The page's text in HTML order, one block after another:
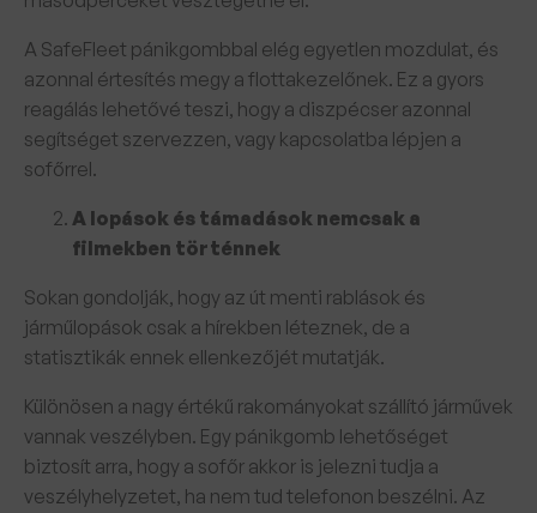
A SafeFleet pánikgombbal elég egyetlen mozdulat, és
azonnal értesítés megy a flottakezelőnek. Ez a gyors
reagálás lehetővé teszi, hogy a diszpécser azonnal
segítséget szervezzen, vagy kapcsolatba lépjen a
sofőrrel.
A lopások és támadások nemcsak a
filmekben történnek
Sokan gondolják, hogy az út menti rablások és
járműlopások csak a hírekben léteznek, de a
statisztikák ennek ellenkezőjét mutatják.
Különösen a nagy értékű rakományokat szállító járművek
vannak veszélyben. Egy pánikgomb lehetőséget
biztosít arra, hogy a sofőr akkor is jelezni tudja a
veszélyhelyzetet, ha nem tud telefonon beszélni. Az